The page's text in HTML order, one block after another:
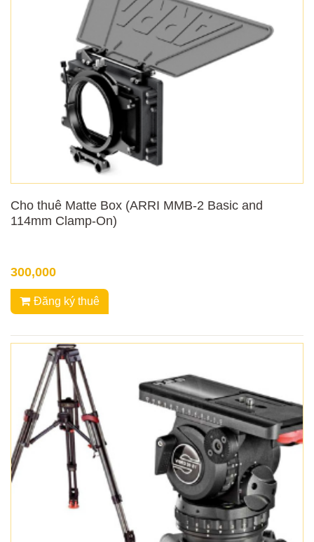
Cho thuê Matte Box (ARRI MMB-2 Basic and
114mm Clamp-On)
300,000
Đăng ký thuê